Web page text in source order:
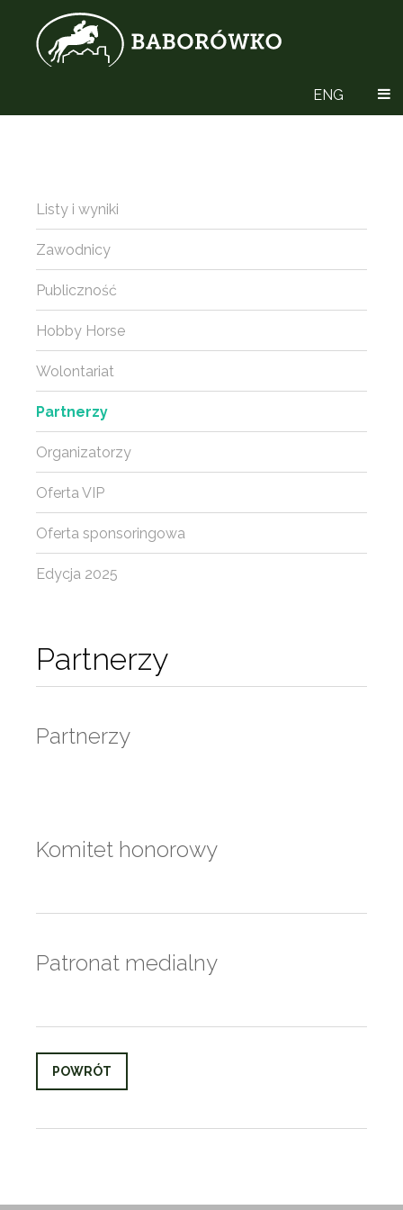
ENG
Partnerzy
Partnerzy
Komitet honorowy
Patronat medialny
POWRÓT
Listy i wyniki
Zawodnicy
Publiczność
Hobby Horse
Wolontariat
Partnerzy
Organizatorzy
Oferta VIP
Oferta sponsoringowa
Edycja 2025